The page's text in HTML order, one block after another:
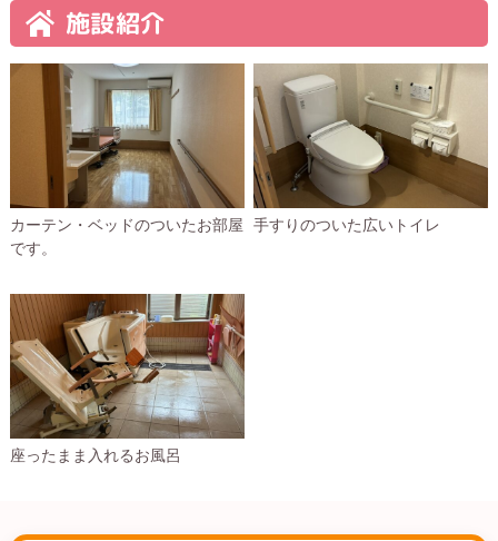
施設紹介
カーテン・ベッドのついたお部屋
です。
手すりのついた広いトイレ
座ったまま入れるお風呂